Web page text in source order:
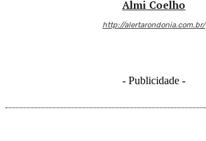
Almi Coelho
http://alertarondonia.com.br/
- Publicidade -